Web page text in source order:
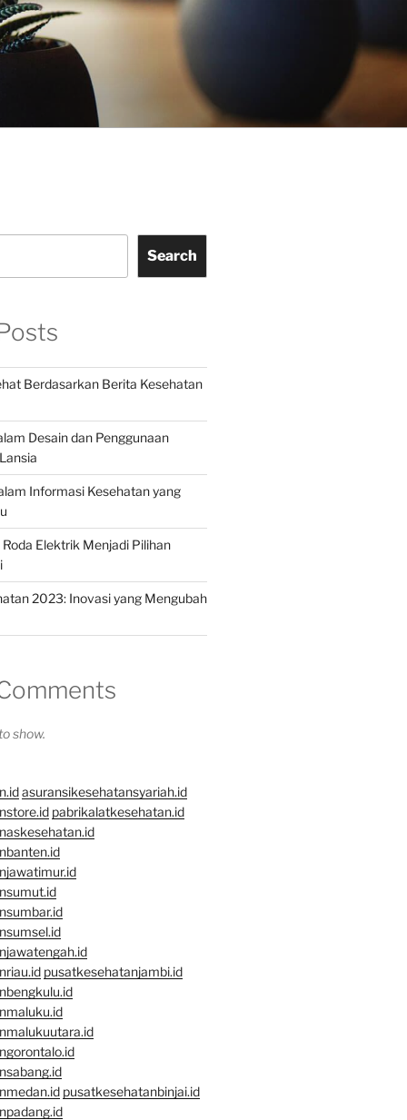
Search
Berdasarkan Berita Kesehatan
Desain dan Penggunaan
Informasi Kesehatan yang
Elektrik Menjadi Pilihan
2023: Inovasi yang Mengubah
show.
asuransikesehatansyariah.id
pabrikalatkesehatan.id
pusatkesehatanjambi.id
pusatkesehatanbinjai.id